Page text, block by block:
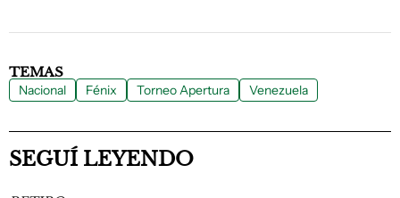
TEMAS
Nacional Fénix Torneo Apertura Venezuela
SEGUÍ LEYENDO